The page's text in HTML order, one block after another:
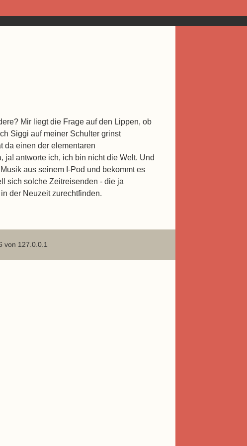
Mir liegt die Frage auf den Lippen, ob
Siggi auf meiner Schulter grinst
da einen der elementaren
antworte ich, ich bin nicht die Welt. Und
Musik aus seinem I-Pod und bekommt es
sich solche Zeitreisenden - die ja
der Neuzeit zurechtfinden.
von 127.0.0.1